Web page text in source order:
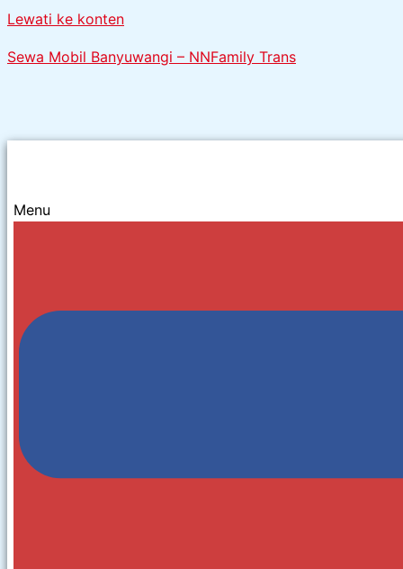
Lewati ke konten
Sewa Mobil Banyuwangi – NNFamily Trans
Menu